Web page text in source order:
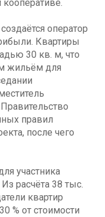
оператор
Квартиры
30 кв. м, что
жильём для
правил
после чего
участника
расчёта 38 тыс.
квартир
% от стоимости